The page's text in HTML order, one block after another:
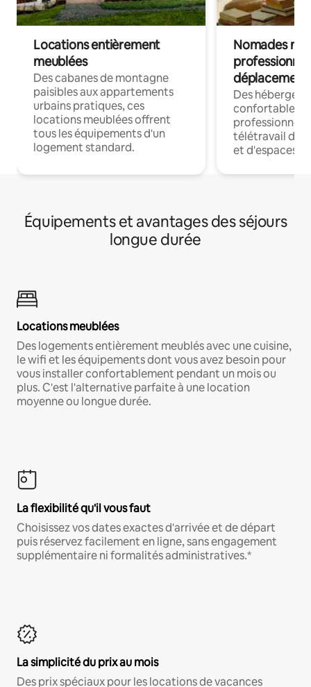
Locations entièrement
meublées
Des cabanes de montagne
paisibles aux appartements
urbains pratiques, ces
locations meublées offrent
tous les équipements d'un
logement standard.
Nomades
déplacement
Des
confortables
professionnels
télétravail
et d'espaces
Équipements et avantages des séjours
longue durée
Locations meublées
Des logements entièrement meublés avec une cuisine,
le wifi et les équipements dont vous avez besoin pour
vous installer confortablement pendant un mois ou
plus. C'est l'alternative parfaite à une location
moyenne ou longue durée.
La flexibilité qu'il vous faut
Choisissez vos dates exactes d'arrivée et de départ
puis réservez facilement en ligne, sans engagement
supplémentaire ni formalités administratives.*
La simplicité du prix au mois
Des prix spéciaux pour les locations de vacances